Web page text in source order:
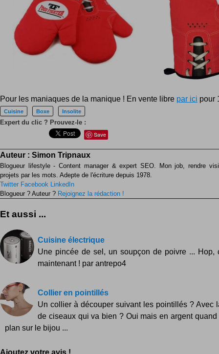
Pour les maniaques de la manique ! En vente libre par ici pour
Cuisine Boxe Insolite
Expert du clic ? Prouvez-le :
Save
Auteur : Simon Tripnaux
Blogueur lifestyle - Content manager & expert SEO. Mon job, rendre
projets par les mots. Adepte de l'écriture depuis 1978.
Twitter Facebook LinkedIn
Blogueur ? Auteur ? Rejoignez la rédaction !
Et aussi ...
Cuisine électrique
Une pincée de sel, un soupçon de poivre ... Hop,
maintenant ! par antrepo4
Collier en pointillés
Un collier à découper suivant les pointillés ? Avec
de ciseaux qui va bien ? Oui mais en argent quand
plan sur le bijou ...
Ajoutez votre avis !